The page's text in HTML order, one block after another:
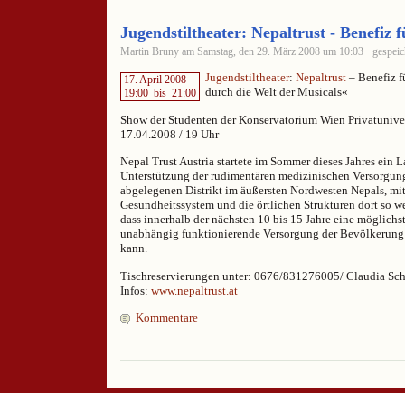
Jugendstiltheater: Nepaltrust - Benefiz
Martin Bruny am Samstag, den 29. März 2008 um 10:03 ·
17. April 2008
19:00 bis 21:00
Jugendstiltheater: Nepaltrust– Benefiz
durch die Welt der Musicals«
Show der Studenten der Konservatorium Wien
17.04.2008 / 19 Uhr
Nepal Trust Austria startete im Sommer dieses Jahres ein
Unterstützung der rudimentären medizinischen
abgelegenen Distrikt im äußersten Nordwesten Nepals,
Gesundheitssystem und die örtlichen Strukturen dort so
dass innerhalb der nächsten 10 bis 15 Jahre eine
unabhängig funktionierende Versorgung der
kann.
Tischreservierungen unter: 0676/831276005/ Claudia
Infos: www.nepaltrust.at
Kommentare